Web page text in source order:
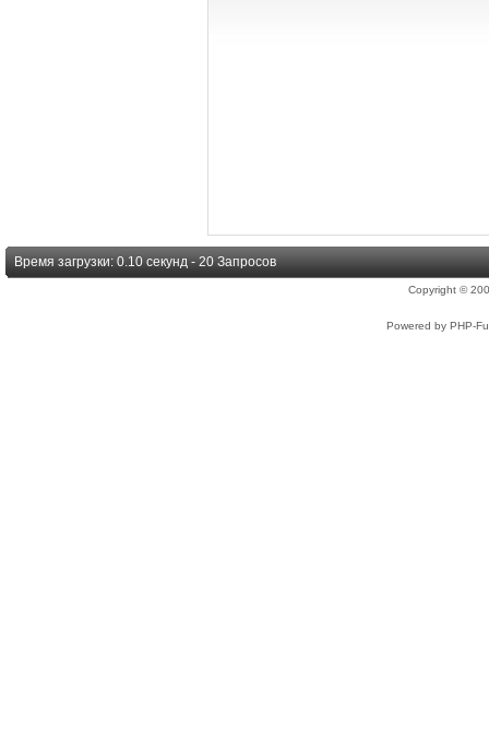
Время загрузки: 0.10 секунд - 20 Запросов
Copyright ©
Powered by PHP-